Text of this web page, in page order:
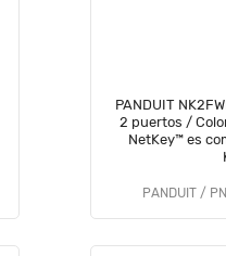
PANDUIT
2 puertos /
NetKey™ es
PANDUIT /